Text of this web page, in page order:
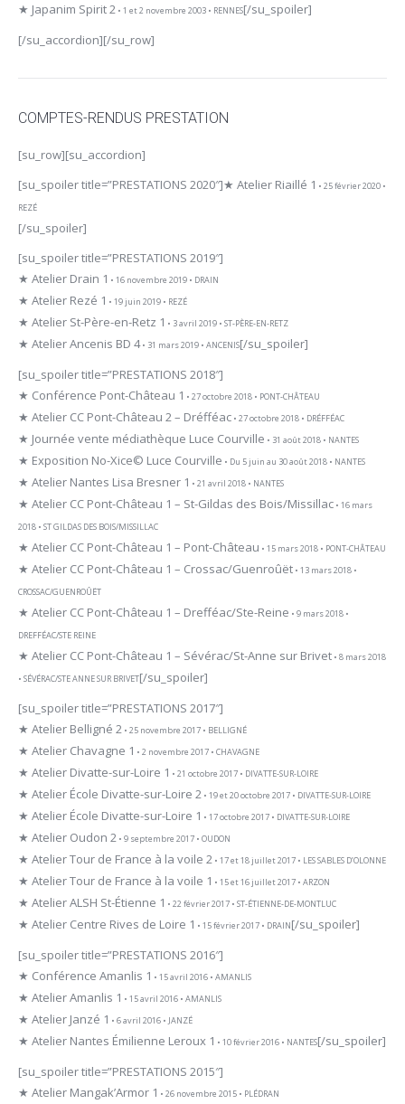
★ Japanim Spirit 2 • 1 et 2 novembre 2003 • RENNES[/su_spoiler]
[/su_accordion][/su_row]
COMPTES-RENDUS PRESTATION
[su_row][su_accordion]
[su_spoiler title=”PRESTATIONS 2020″]★ Atelier Riaillé 1 • 25 février 2020 •
REZÉ
[/su_spoiler]
[su_spoiler title=”PRESTATIONS 2019″]
★ Atelier Drain 1 • 16 novembre 2019 • DRAIN
★ Atelier Rezé 1 • 19 juin 2019 • REZÉ
★ Atelier St-Père-en-Retz 1 • 3 avril 2019 • ST-PÈRE-EN-RETZ
★ Atelier Ancenis BD 4• 31 mars 2019 • ANCENIS[/su_spoiler]
[su_spoiler title=”PRESTATIONS 2018″]
★ Conférence Pont-Château 1 • 27 octobre 2018 • PONT-CHÂTEAU
★ Atelier CC Pont-Château 2 – Dréfféac • 27 octobre 2018 • DRÉFFÉAC
★ Journée vente médiathèque Luce Courville • 31 août 2018 • NANTES
★ Exposition No-Xice© Luce Courville • Du 5 juin au 30 août 2018 • NANTES
★ Atelier Nantes Lisa Bresner 1 • 21 avril 2018 • NANTES
★ Atelier CC Pont-Château 1 – St-Gildas des Bois/Missillac • 16 mars
2018 • ST GILDAS DES BOIS/MISSILLAC
★ Atelier CC Pont-Château 1 – Pont-Château • 15 mars 2018 • PONT-CHÂTEAU
★ Atelier CC Pont-Château 1 – Crossac/Guenroûët • 13 mars 2018 •
CROSSAC/GUENROÛËT
★ Atelier CC Pont-Château 1 – Drefféac/Ste-Reine • 9 mars 2018 •
DREFFÉAC/STE REINE
★ Atelier CC Pont-Château 1 – Sévérac/St-Anne sur Brivet • 8 mars 2018
• SÉVÉRAC/STE ANNE SUR BRIVET[/su_spoiler]
[su_spoiler title=”PRESTATIONS 2017″]
★ Atelier Belligné 2 • 25 novembre 2017 • BELLIGNÉ
★ Atelier Chavagne 1 • 2 novembre 2017 • CHAVAGNE
★ Atelier Divatte-sur-Loire 1 • 21 octobre 2017 • DIVATTE-SUR-LOIRE
★ Atelier École Divatte-sur-Loire 2 • 19 et 20 octobre 2017 • DIVATTE-SUR-LOIRE
★ Atelier École Divatte-sur-Loire 1 • 17 octobre 2017 • DIVATTE-SUR-LOIRE
★ Atelier Oudon 2 • 9 septembre 2017 • OUDON
★ Atelier Tour de France à la voile 2 • 17 et 18 juillet 2017 • LES SABLES D’OLONNE
★ Atelier Tour de France à la voile 1 • 15 et 16 juillet 2017 • ARZON
★ Atelier ALSH St-Étienne 1 • 22 février 2017 • ST-ÉTIENNE-DE-MONTLUC
★ Atelier Centre Rives de Loire 1 • 15 février 2017 • DRAIN[/su_spoiler]
[su_spoiler title=”PRESTATIONS 2016″]
★ Conférence Amanlis 1 • 15 avril 2016 • AMANLIS
★ Atelier Amanlis 1 • 15 avril 2016 • AMANLIS
★ Atelier Janzé 1 • 6 avril 2016 • JANZÉ
★ Atelier Nantes Émilienne Leroux 1 • 10 février 2016 • NANTES[/su_spoiler]
[su_spoiler title=”PRESTATIONS 2015″]
★ Atelier Mangak’Armor 1 • 26 novembre 2015 • PLÉDRAN